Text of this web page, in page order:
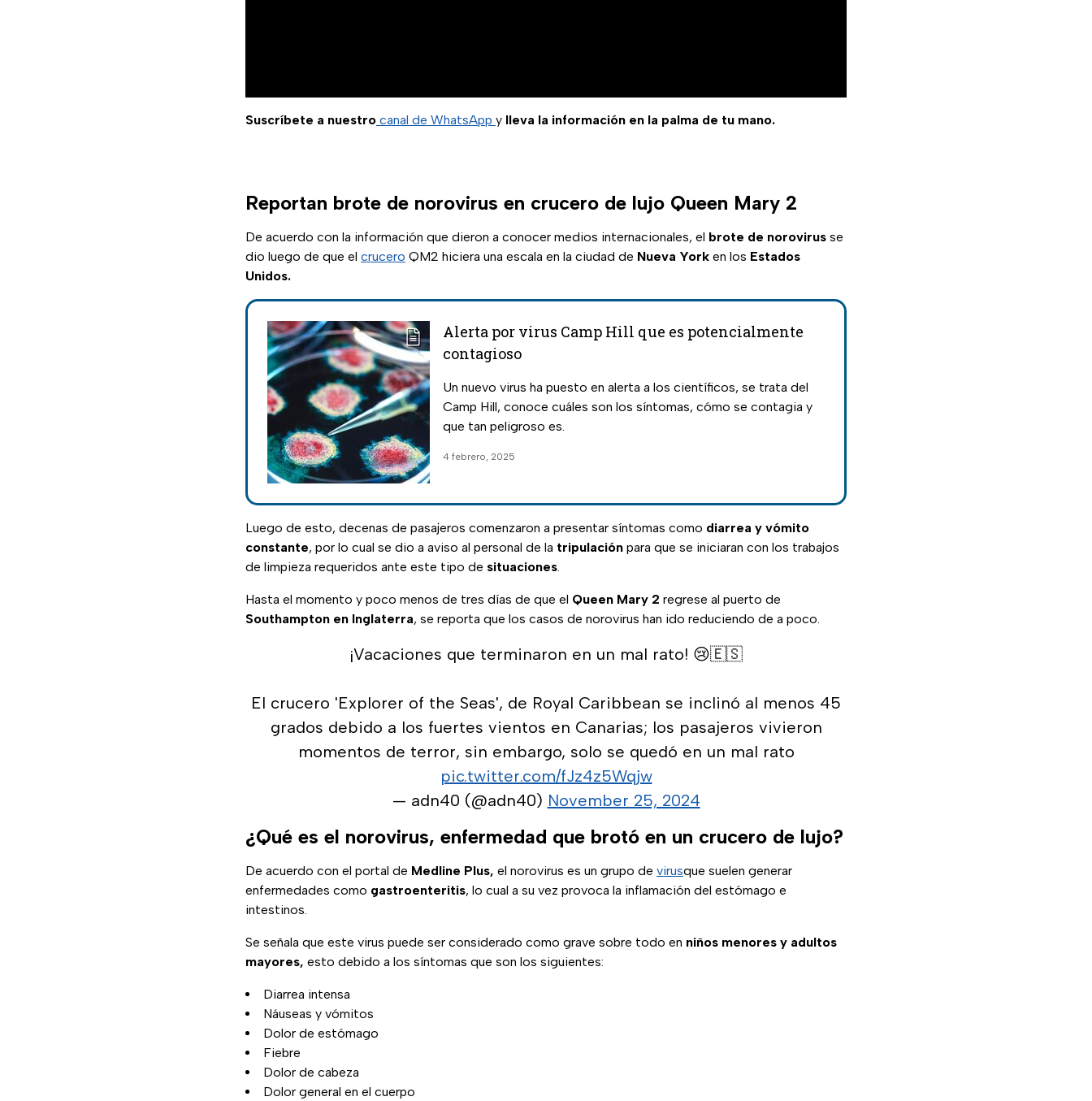
Suscríbete a nuestro canal de WhatsApp y lleva la información en la palma de tu mano.
Reportan brote de norovirus en crucero de lujo Queen Mary 2
De acuerdo con la información que dieron a conocer medios internacionales, el brote de norovirus se
dio luego de que el crucero QM2 hiciera una escala en la ciudad de Nueva York en los Estados
Unidos.
Alerta por virus Camp Hill que es potencialmente
contagioso
Un nuevo virus ha puesto en alerta a los científicos, se trata del
Camp Hill, conoce cuáles son los síntomas, cómo se contagia y
que tan peligroso es.
4 febrero, 2025
Luego de esto, decenas de pasajeros comenzaron a presentar síntomas como diarrea y vómito
constante, por lo cual se dio a aviso al personal de la tripulación para que se iniciaran con los trabajos
de limpieza requeridos ante este tipo de situaciones.
Hasta el momento y poco menos de tres días de que el Queen Mary 2 regrese al puerto de
Southampton en Inglaterra, se reporta que los casos de norovirus han ido reduciendo de a poco.
¡Vacaciones que terminaron en un mal rato! 😢🇪🇸
El crucero 'Explorer of the Seas', de Royal Caribbean se inclinó al menos 45
grados debido a los fuertes vientos en Canarias; los pasajeros vivieron
momentos de terror, sin embargo, solo se quedó en un mal rato
pic.twitter.com/fJz4z5Wqjw
— adn40 (@adn40) November 25, 2024
¿Qué es el norovirus, enfermedad que brotó en un crucero de lujo?
De acuerdo con el portal de Medline Plus, el norovirus es un grupo de virusque suelen generar
enfermedades como gastroenteritis, lo cual a su vez provoca la inflamación del estómago e
intestinos.
Se señala que este virus puede ser considerado como grave sobre todo en niños menores y adultos
mayores, esto debido a los síntomas que son los siguientes:
Diarrea intensa
Náuseas y vómitos
Dolor de estómago
Fiebre
Dolor de cabeza
Dolor general en el cuerpo